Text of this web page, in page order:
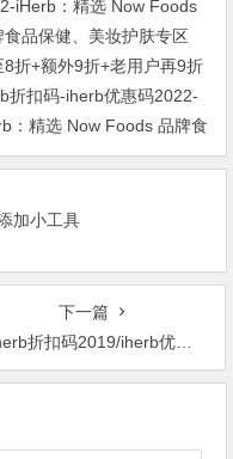
折扣码-iherb优惠码2022-
：精选 Now Foods 品牌食
健、美妆护肤专区 低至8折
加小工具
下一篇
扣码2019/iherb优惠码2019-心动试用价欢乐购！全站1000多款严选精品享6折优惠